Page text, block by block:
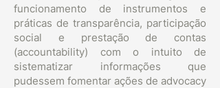
funcionamento de instrumentos e
práticas de transparência, participação
social e prestação de contas
(accountability) com o intuito de
sistematizar informações que
pudessem fomentar ações de advocacy